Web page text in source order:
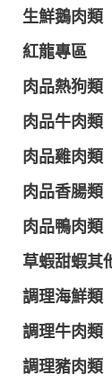
生鮮鵝肉類
紅龍專區
肉品熱狗類
肉品牛肉類
肉品雞肉類
肉品香腸類
肉品鴨肉類
草蝦甜蝦其
調理海鮮類
調理牛肉類
調理豬肉類